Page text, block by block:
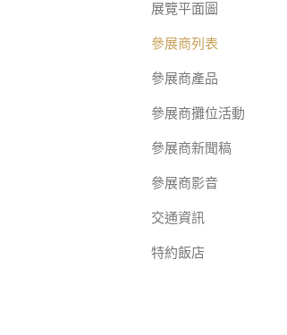
展覽平面圖
參展商列表
參展商產品
參展商攤位活動
參展商新聞稿
參展商影音
交通資訊
特約飯店